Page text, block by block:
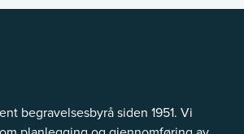
begravelsesbyrå siden 1951. Vi